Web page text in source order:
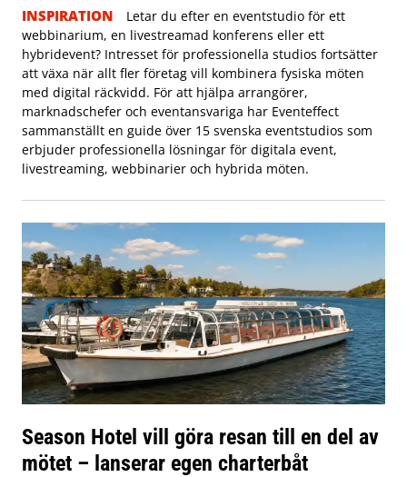
INSPIRATION
Letar du efter en eventstudio för ett
webbinarium, en livestreamad konferens eller ett
hybridevent? Intresset för professionella studios fortsätter
att växa när allt fler företag vill kombinera fysiska möten
med digital räckvidd. För att hjälpa arrangörer,
marknadschefer och eventansvariga har Eventeffect
sammanställt en guide över 15 svenska eventstudios som
erbjuder professionella lösningar för digitala event,
livestreaming, webbinarier och hybrida möten.
Season Hotel vill göra resan till en del av
mötet – lanserar egen charterbåt